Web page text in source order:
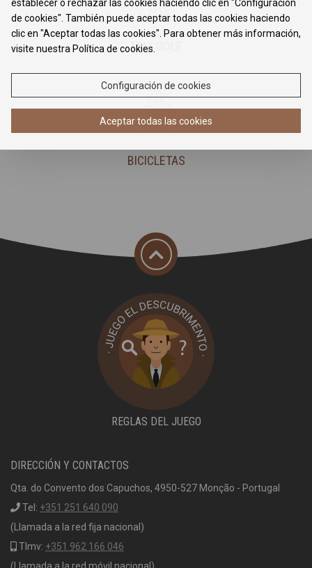
MINI GOLF
BICICLETAS
REGLAS DEL JUEGO
DIRECCIÓN Y CONTACTOS
Qta. do Convento dos Capuchos, 4950-527 Monção - Portugal
Tel: +351 251 640 090
(Llamada a la red fija nacional)
Tlmv: +351 962 166 046
establecer o rechazar las cookies haciendo clic en "Configuración
de cookies". También puede aceptar todas las cookies haciendo
clic en "Aceptar todas las cookies". Para obtener más información,
visite nuestra Política de cookies.
Configuración de cookies
Aceptar todas las cookies